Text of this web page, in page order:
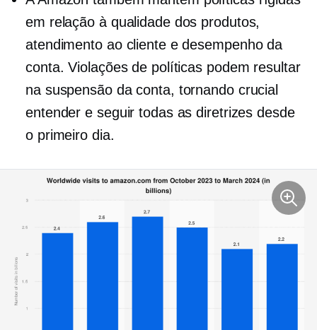
em relação à qualidade dos produtos,
atendimento ao cliente e desempenho da
conta. Violações de políticas podem resultar
na suspensão da conta, tornando crucial
entender e seguir todas as diretrizes desde
o primeiro dia.